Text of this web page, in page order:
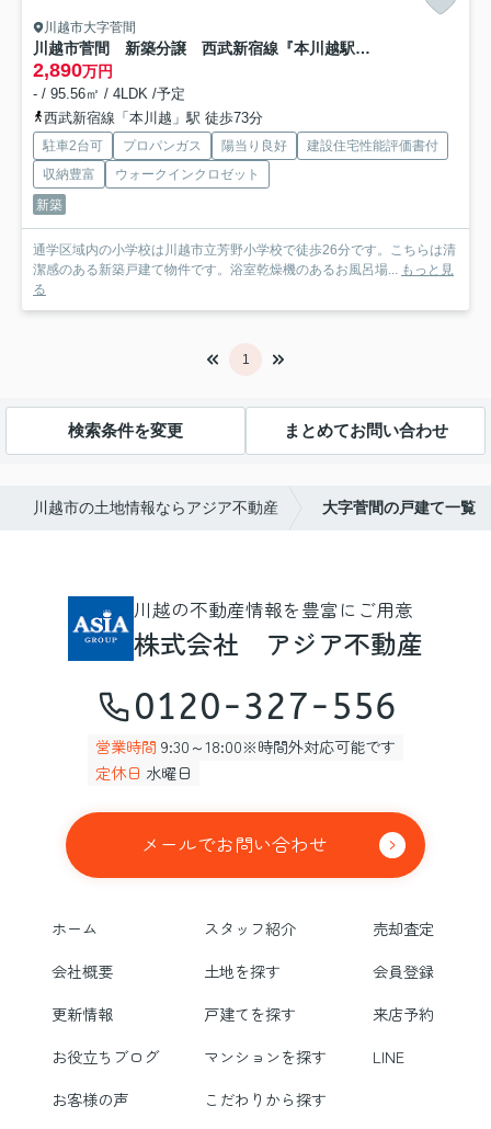
川越市大字菅間
川越市菅間 新築分譲 西武新宿線『本川越駅』より5.0km 【芳野小学区】
2,890万円
- / 95.56㎡ / 4LDK /予定
西武新宿線「本川越」駅 徒歩73分
駐車2台可 プロパンガス 陽当り良好
建設住宅性能評価書付
収納豊富
ウォークインクロゼット
新築
通学区域内の小学校は川越市立芳野小学校で徒歩26分です。こちらは清
潔感のある新築戸建て物件です。浴室乾燥機のあるお風呂場...
もっと見
る
1
検索条件を変更 まとめてお問い合わせ
川越市の土地情報ならアジア不動産 大字菅間の戸建て一覧
川越の不動産情報を豊富にご用意
株式会社 アジア不動産
0120-327-556
営業時間 9:30～18:00※時間外対応可能です
定休日 水曜日
メールでお問い合わせ
ホーム スタッフ紹介
売却査定
会社概要
土地を探す
会員登録
更新情報
戸建てを探す
来店予約
お役立ちブログ
マンションを探す
LINE
お客様の声
こだわりから探す